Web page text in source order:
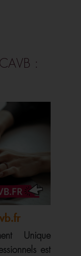
:
Unique
est